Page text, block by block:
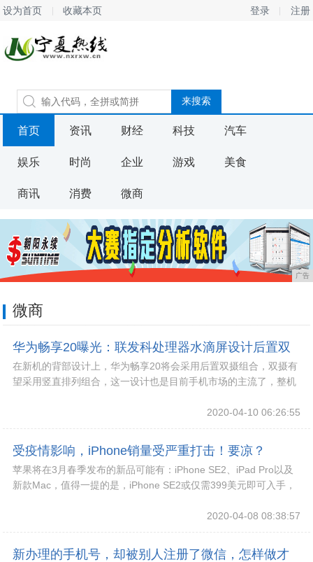
设为首页 收藏本页 登录 注册
首页 资讯 财经 科技 汽车
娱乐 时尚 企业 游戏 美食
商讯 消费 微商
广告
微商
华为畅享20曝光：联发科处理器水滴屏设计后置双
摄售价千元
在新机的背部设计上，华为畅享20将会采用后置双摄组合，双摄有
望采用竖直排列组合，这一设计也是目前手机市场的主流了，整机
2020-04-10 06:26:55
受疫情影响，iPhone销量受严重打击！要凉？
苹果将在3月春季发布的新品可能有：iPhone SE2、iPad Pro以及
新款Mac，值得一提的是，iPhone SE2或仅需399美元即可入手，
2020-04-08 08:38:57
新办理的手机号，却被别人注册了微信，怎样做才